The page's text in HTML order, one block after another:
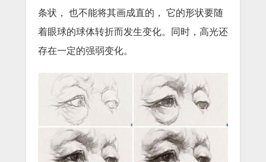
条状， 也不能将其画成直的， 它的形状要随
着眼球的球体转折而发生变化。同时，高光还
存在一定的强弱变化。